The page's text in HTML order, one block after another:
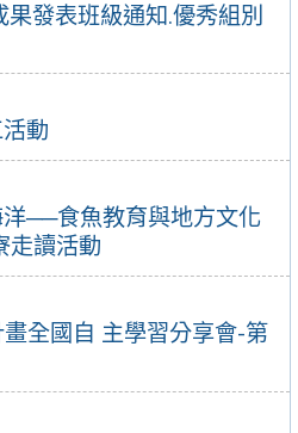
發表班級通知.優秀組別
動
──食魚教育與地方文化
走讀活動
全國自 主學習分享會-第